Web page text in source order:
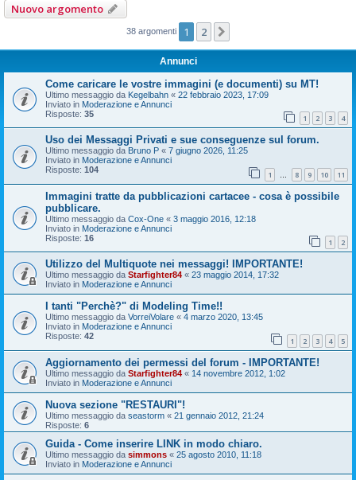
Nuovo argomento
38 argomenti 1 2
Annunci
Come caricare le vostre immagini (e documenti) su MT!
Ultimo messaggio da Kegelbahn « 22 febbraio 2023, 17:09
Inviato in Moderazione e Annunci
Risposte: 35 1 2 3 4
Uso dei Messaggi Privati e sue conseguenze sul forum.
Ultimo messaggio da Bruno P « 7 giugno 2026, 11:25
Inviato in Moderazione e Annunci
Risposte: 104 1 … 8 9 10 11
Immagini tratte da pubblicazioni cartacee - cosa è possibile
pubblicare.
Ultimo messaggio da Cox-One « 3 maggio 2016, 12:18
Inviato in Moderazione e Annunci
Risposte: 16 1 2
Utilizzo del Multiquote nei messaggi! IMPORTANTE!
Ultimo messaggio da Starfighter84 « 23 maggio 2014, 17:32
Inviato in Moderazione e Annunci
I tanti "Perchè?" di Modeling Time!!
Ultimo messaggio da VorreiVolare « 4 marzo 2020, 13:45
Inviato in Moderazione e Annunci
Risposte: 42 1 2 3 4 5
Aggiornamento dei permessi del forum - IMPORTANTE!
Ultimo messaggio da Starfighter84 « 14 novembre 2012, 1:02
Inviato in Moderazione e Annunci
Nuova sezione "RESTAURI"!
Ultimo messaggio da seastorm « 21 gennaio 2012, 21:24
Risposte: 6
Guida - Come inserire LINK in modo chiaro.
Ultimo messaggio da simmons « 25 agosto 2010, 11:18
Inviato in Moderazione e Annunci